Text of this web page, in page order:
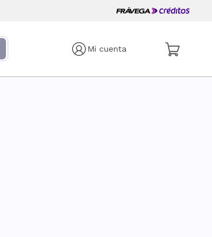
Mi cuenta